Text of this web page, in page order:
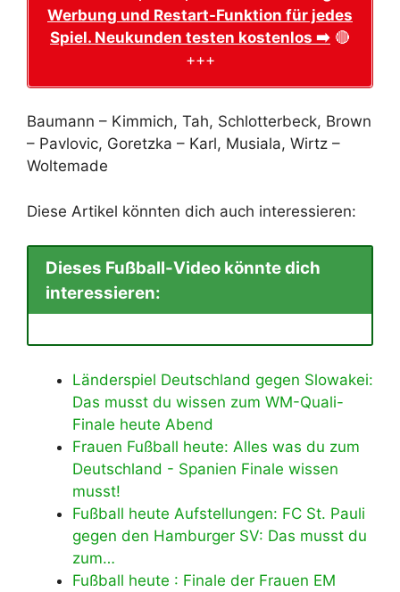
Werbung und Restart-Funktion für jedes
Spiel. Neukunden testen kostenlos ➡️ 🔴
+++
Baumann – Kimmich, Tah, Schlotterbeck, Brown
– Pavlovic, Goretzka – Karl, Musiala, Wirtz –
Woltemade
Diese Artikel könnten dich auch interessieren:
Dieses Fußball-Video könnte dich
interessieren:
Länderspiel Deutschland gegen Slowakei:
Das musst du wissen zum WM-Quali-
Finale heute Abend
Frauen Fußball heute: Alles was du zum
Deutschland - Spanien Finale wissen
musst!
Fußball heute Aufstellungen: FC St. Pauli
gegen den Hamburger SV: Das musst du
zum…
Fußball heute : Finale der Frauen EM